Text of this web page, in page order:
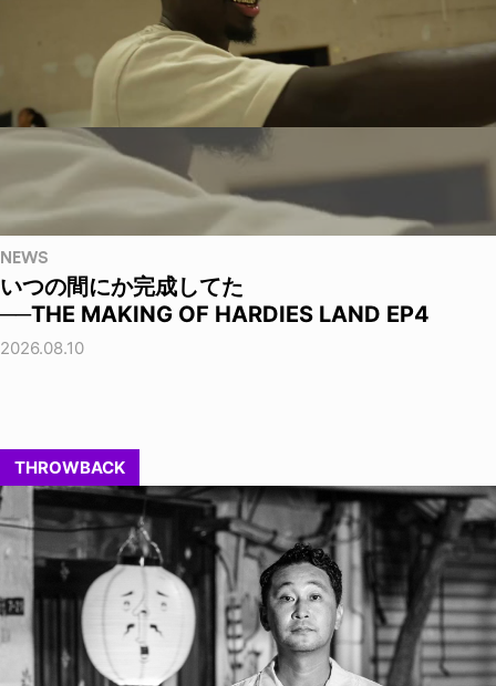
NEWS
いつの間にか完成してた
──THE MAKING OF HARDIES LAND EP4
2026.08.10
THROWBACK